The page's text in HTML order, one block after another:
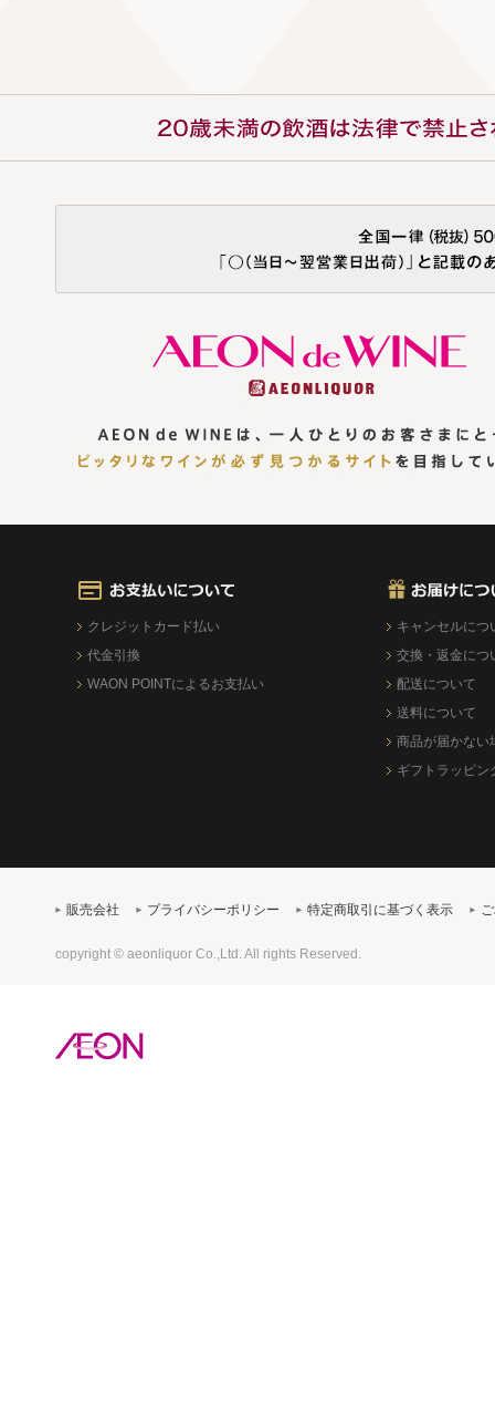
クレジットカード払い
代金引換
WAON POINTによるお支払い
キャンセルにつ
交換・返金につ
配送について
送料について
商品が届かない
ギフトラッピン
販売会社 プライバシーポリシー 特定商取引に基づく表示
copyright © aeonliquor Co.,Ltd. All rights Reserved.